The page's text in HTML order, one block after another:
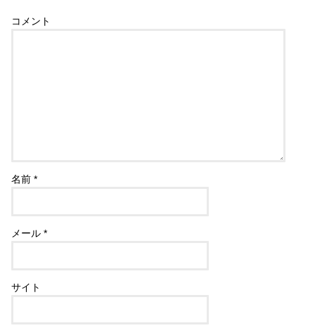
コメント
名前*
メール*
サイト